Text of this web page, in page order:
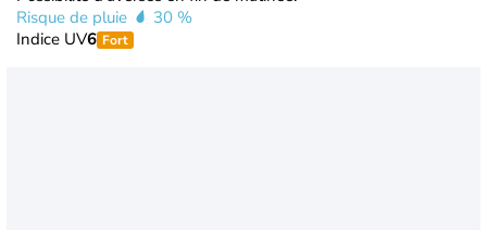
Risque de pluie
30 %
Indice UV6 Fort